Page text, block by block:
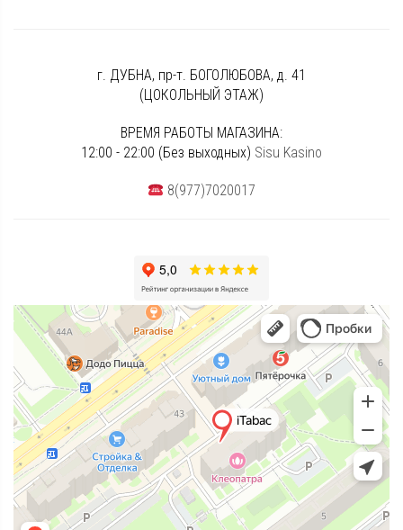
г. ДУБНА, пр-т. БОГОЛЮБОВА, д. 41
(ЦОКОЛЬНЫЙ ЭТАЖ)
ВРЕМЯ РАБОТЫ МАГАЗИНА:
12:00 - 22:00 (Без выходных) Sisu Kasino
8(977)7020017